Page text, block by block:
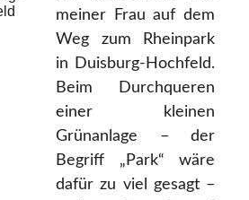
meiner Frau auf dem
Weg zum Rheinpark
in Duisburg-Hochfeld.
Beim Durchqueren
einer kleinen
Grünanlage – der
Begriff „Park“ wäre
dafür zu viel gesagt –